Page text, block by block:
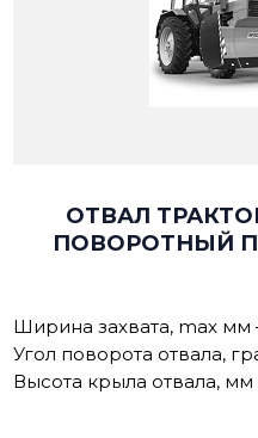
ОТВАЛ
ПОВОРОТНЫЙ
Ширина захвата, max мм
Угол поворота отвала,
Высота крыла отвала, мм